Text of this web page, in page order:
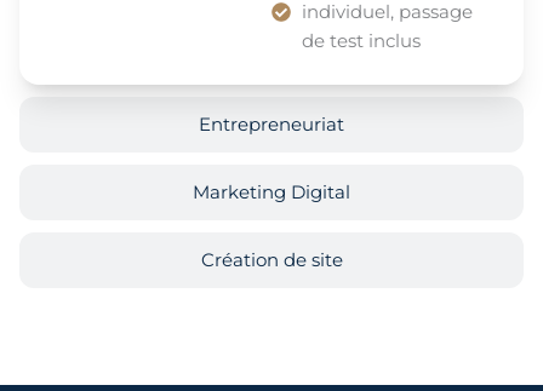
Entrepreneuriat
Marketing Digital
Création de site
individuel, passage
de test inclus